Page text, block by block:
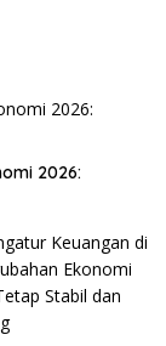
2026: